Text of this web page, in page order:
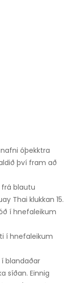
óþekktra
því fram að
blautu
Thai klukkan 15.
í hnefaleikum
í hnefaleikum
blandaðar
síðan. Einnig